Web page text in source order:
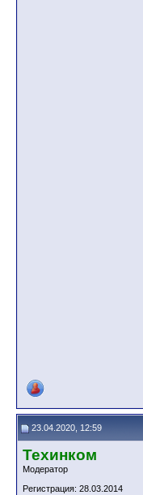
23.04.2020, 12:59
Техинком
Модератор
Регистрация: 28.03.2014